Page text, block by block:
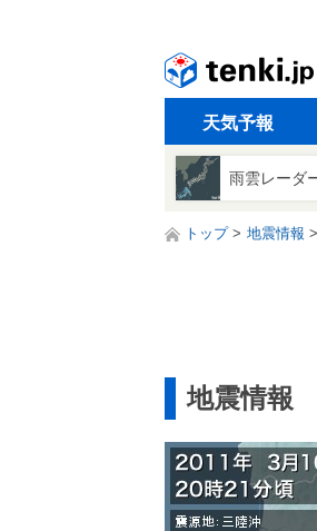
天気予報
雨雲レーダ
トップ 地震情報
地震情報